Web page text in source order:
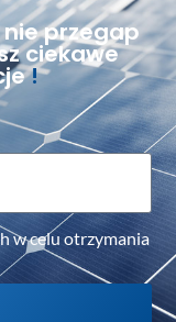
nie przegap
ciekawe
!
w celu otrzymania